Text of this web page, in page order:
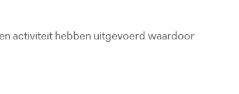
activiteit hebben uitgevoerd waardoor